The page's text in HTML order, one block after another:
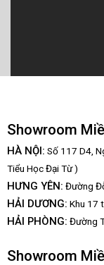
Showroom
HÀ NỘI: Số 117 D4,
Tiểu Học Đại Từ )
HƯNG YÊN: Đường
HẢI DƯƠNG: Khu 17
HẢI PHÒNG: Đường
Showroom